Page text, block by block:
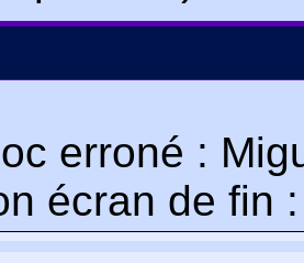
erroné :
écran de fin